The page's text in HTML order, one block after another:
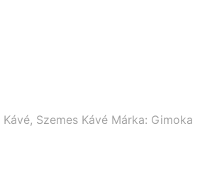
Kávé, Szemes Kávé Márka: Gimoka